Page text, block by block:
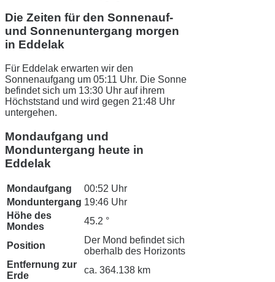
Die Zeiten für den Sonnenauf-
und Sonnenuntergang morgen
in Eddelak
Für Eddelak erwarten wir den
Sonnenaufgang um 05:11 Uhr. Die Sonne
befindet sich um 13:30 Uhr auf ihrem
Höchststand und wird gegen 21:48 Uhr
untergehen.
Mondaufgang und
Monduntergang heute in
Eddelak
Mondaufgang
00:52 Uhr
Monduntergang 19:46 Uhr
Höhe des
Mondes
45.2 °
Position
Der Mond befindet sich
oberhalb des Horizonts
Entfernung zur
Erde
ca. 364.138 km